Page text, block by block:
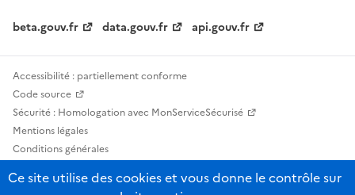
beta.gouv.fr data.gouv.fr api.gouv.fr
Accessibilité : partiellement conforme
Code source
Sécurité : Homologation avec MonServiceSécurisé
Mentions légales
Conditions générales
Statistiques, lexiques et indicateurs
Ce site utilise des cookies et vous donne le contrôle sur